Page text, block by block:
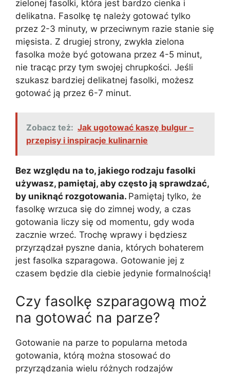
zielonej fasolki, która jest bardzo cienka i
delikatna. Fasolkę tę należy gotować tylko
przez 2-3 minuty, w przeciwnym razie stanie się
mięsista. Z drugiej strony, zwykła zielona
fasolka może być gotowana przez 4-5 minut,
nie tracąc przy tym swojej chrupkości. Jeśli
szukasz bardziej delikatnej fasolki, możesz
gotować ją przez 6-7 minut.
Zobacz też: Jak ugotować kaszę bulgur –
przepisy i inspiracje kulinarnie
Bez względu na to, jakiego rodzaju fasolki
używasz, pamiętaj, aby często ją sprawdzać,
by uniknąć rozgotowania. Pamiętaj tylko, że
fasolkę wrzuca się do zimnej wody, a czas
gotowania liczy się od momentu, gdy woda
zacznie wrzeć. Trochę wprawy i będziesz
przyrządzał pyszne dania, których bohaterem
jest fasolka szparagowa. Gotowanie jej z
czasem będzie dla ciebie jedynie formalnością!
Czy fasolkę szparagową moż
na gotować na parze?
Gotowanie na parze to popularna metoda
gotowania, którą można stosować do
przyrządzania wielu różnych rodzajów